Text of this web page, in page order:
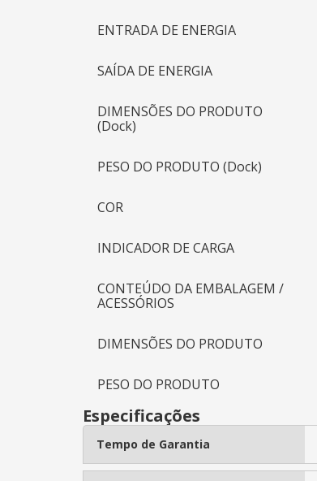
ENTRADA DE ENERGIA
SAÍDA DE ENERGIA
DIMENSÕES DO PRODUTO
(Dock)
PESO DO PRODUTO (Dock)
COR
INDICADOR DE CARGA
CONTEÚDO DA EMBALAGEM /
ACESSÓRIOS
DIMENSÕES DO PRODUTO
PESO DO PRODUTO
Especificações
Tempo de Garantia